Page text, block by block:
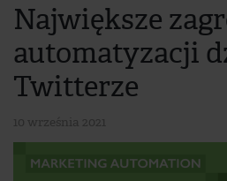
Największe
automatyzacji
Twitterze